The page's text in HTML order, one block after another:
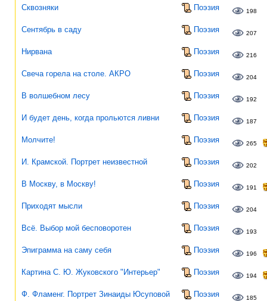
Сквозняки Поэзия 198
Сентябрь в саду Поэзия 207
Нирвана Поэзия 216
Свеча горела на столе. АКРО Поэзия 204
В волшебном лесу Поэзия 192
И будет день, когда прольются ливни Поэзия 187
Молчите! Поэзия 265
И. Крамской. Портрет неизвестной Поэзия 202
В Москву, в Москву! Поэзия 191
Приходят мысли Поэзия 204
Всё. Выбор мой бесповоротен Поэзия 193
Эпиграмма на саму себя Поэзия 196
Картина С. Ю. Жуковского "Интерьер" Поэзия 194
Ф. Фламенг. Портрет Зинаиды Юсуповой Поэзия 185